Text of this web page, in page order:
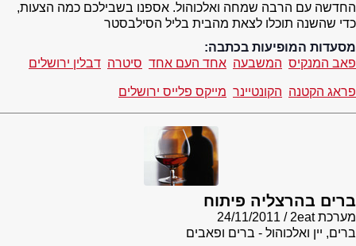
החדשה עם הרבה שמחה ואלכוהול. אספנו בשבילכם כמה הצעות,
כדי שהשנה תוכלו לצאת מהבית בליל הסילבסטר
מסעדות המופיעות בכתבה:
פאב המנקיס המשבעה אחד העם אחד סיטרה דבלין ירושלים
פראג הקטנה הקונטיינר מייקס פלייס ירושלים
ברים בהרצליה פיתוח
מערכת 2eat
24/11/2011
ברים, יין ואלכוהול - ברים ופאבים